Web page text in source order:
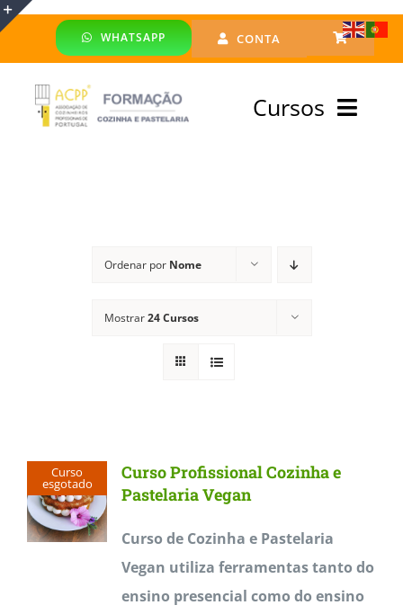
Skip
WHATSAPP CONTA
Cursos
Financiado
Ordenar por Nome
Mostrar24 Cursos
Curso
esgotado
Curso Profissional Cozinha e
Pastelaria Vegan
Curso de Cozinha e Pastelaria
Vegan utiliza ferramentas tanto do
ensino presencial como do ensino